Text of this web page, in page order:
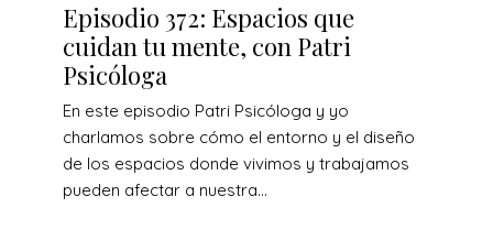
Episodio 372: Espacios que
cuidan tu mente, con Patri
Psicóloga
En este episodio Patri Psicóloga y yo
charlamos sobre cómo el entorno y el diseño
de los espacios donde vivimos y trabajamos
pueden afectar a nuestra...